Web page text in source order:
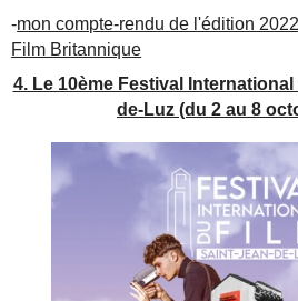
-mon compte-rendu de l'édition
Film Britannique
4. Le 10ème Festival
de-Luz (du 2 au 8